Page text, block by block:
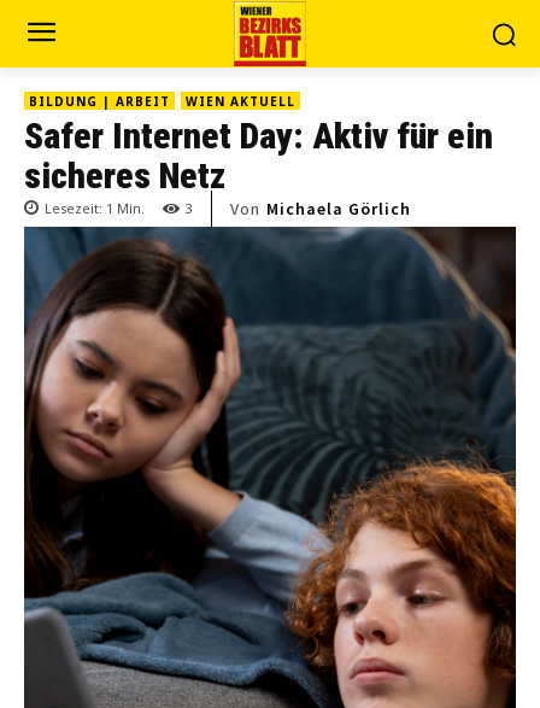
BILDUNG | ARBEIT WIEN AKTUELL
Safer Internet Day: Aktiv für ein
sicheres Netz
Lesezeit: 1 Min. 3 Von Michaela Görlich